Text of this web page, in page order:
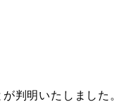
判明いたしました。